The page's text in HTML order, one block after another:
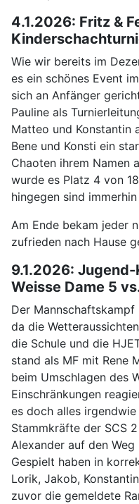
4.1.2026: Fritz &
Wie wir bereits im
es ein schönes Event
sich an Anfänger
Pauline als
Matteo und Konstantin
Bene und Konsti ein
Chaoten ihrem Namen
wurde es Platz 4 von
hingegen sind
Am Ende bekam jeder
zufrieden nach Hause
9.1.2026: Jugend-
Weisse Dame 5
Der
da die
die Schule und die
stand als MF mit Rene
beim Umschlagen des
Einschränkungen
es doch alles
Stammkräfte der SCS
Alexander auf den Weg
Gespielt haben in
Lorik, Jakob,
zuvor die gemeldete